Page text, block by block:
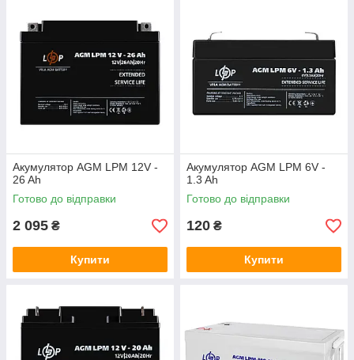
Акумулятор AGM LPM 12V -
26 Ah
Готово до відправки
2 095 ₴
Купити
Акумулятор AGM LPM 6V -
1.3 Ah
Готово до відправки
120 ₴
Купити